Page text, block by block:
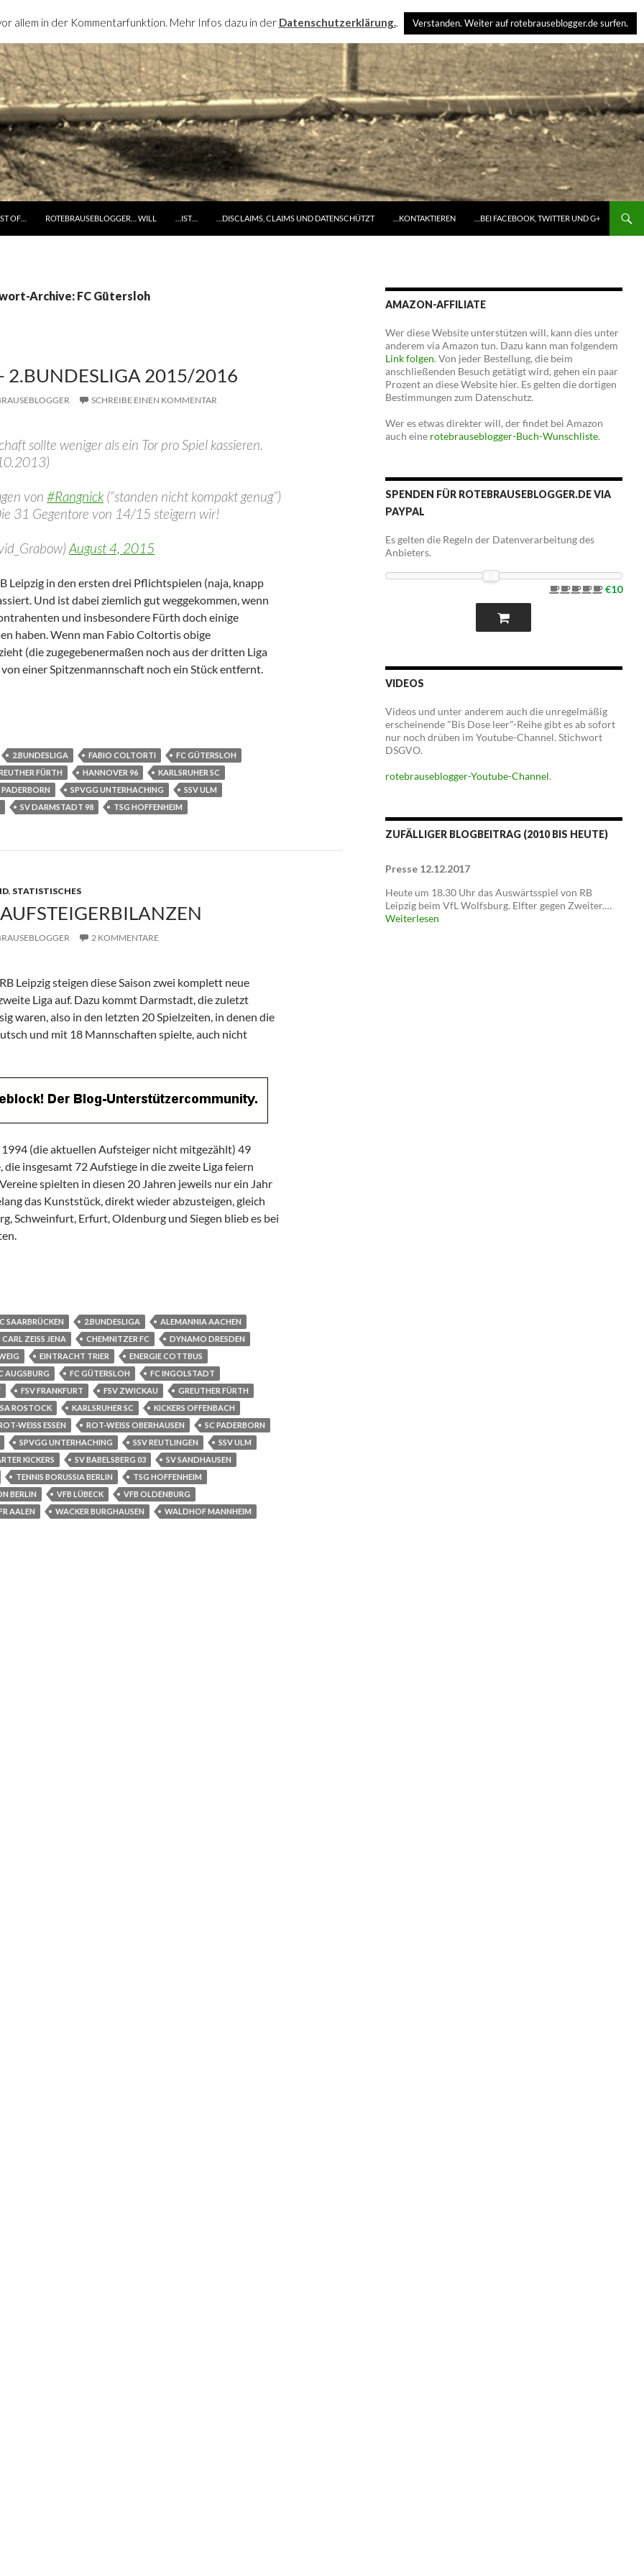
OF…
ROTEBRAUSEBLOGGER… WILL …IST… …DISCLAIMS, CLAIMS UND DATENSCHÜTZT …KONTAKTIEREN …BEI FACEBOOK, TWITTER UND G+
Archive: FC Gütersloh
2.BUNDESLIGA 2015/2016
SCHREIBE EINEN KOMMENTAR
sollte weniger als ein Tor pro Spiel kassieren.
von#Rangnick(“standen nicht kompakt genug”)
31 Gegentore von 14/15 steigern wir!
August 4, 2015
Leipzig in den ersten drei Pflichtspielen (naja, knapp
Und ist dabei ziemlich gut weggekommen, wenn
und insbesondere Fürth doch einige
haben. Wenn man Fabio Coltortis obige
(die zugegebenermaßen noch aus der dritten Liga
einer Spitzenmannschaft noch ein Stück entfernt.
2015/2016
2.BUNDESLIGA FABIO COLTORTI
FC GÜTERSLOH
FÜRTH HANNOVER 96
KARLSRUHER SC
PADERBORN SPVGG UNTERHACHING
SSV ULM
SV DARMSTADT 98 TSG HOFFENHEIM
, STATISTISCHES
2 KOMMENTARE
Leipzig steigen diese Saison zwei komplett neue
Liga auf. Dazu kommt Darmstadt, die zuletzt
waren, also in den letzten 20 Spielzeiten, in denen die
und mit 18 Mannschaften spielte, auch nicht
1994 (die aktuellen Aufsteiger nicht mitgezählt) 49
die insgesamt 72 Aufstiege in die zweite Liga feiern
spielten in diesen 20 Jahren jeweils nur ein Jahr
das Kunststück, direkt wieder abzusteigen, gleich
Schweinfurt, Erfurt, Oldenburg und Siegen blieb es bei
SAARBRÜCKEN 2.BUNDESLIGA
ALEMANNIA AACHEN
CARL ZEISS JENA CHEMNITZER FC
DYNAMO DRESDEN
EINTRACHT TRIER
ENERGIE COTTBUS
AUGSBURG FC GÜTERSLOH
FC INGOLSTADT
FSV FRANKFURT FSV ZWICKAU
GREUTHER FÜRTH
ROSTOCK KARLSRUHER SC
KICKERS OFFENBACH
WEISS ESSEN ROT-WEISS OBERHAUSEN
SC PADERBORN
SPVGG UNTERHACHING SSV REUTLINGEN
SSV ULM
KICKERS SV BABELSBERG 03
SV SANDHAUSEN
TENNIS BORUSSIA BERLIN
TSG HOFFENHEIM
BERLIN VFB LÜBECK
VFB OLDENBURG
AALEN WACKER BURGHAUSEN WALDHOF MANNHEIM
AMAZON-AFFILIATE
Wer diese Website unterstützen will, kann dies unter
anderem via Amazon tun. Dazu kann man folgendem
Link folgen. Von jeder Bestellung, die beim
anschließenden Besuch getätigt wird, gehen ein paar
Prozent an diese Website hier. Es gelten die dortigen
Bestimmungen zum Datenschutz.
Wer es etwas direkter will, der findet bei Amazon
auch eine rotebrauseblogger-Buch-Wunschliste.
SPENDEN FÜR ROTEBRAUSEBLOGGER.DE VIA
PAYPAL
Es gelten die Regeln der Datenverarbeitung des
Anbieters.
€10
VIDEOS
Videos und unter anderem auch die unregelmäßig
erscheinende "Bis Dose leer"-Reihe gibt es ab sofort
nur noch drüben im Youtube-Channel. Stichwort
DSGVO.
rotebrauseblogger-Youtube-Channel.
ZUFÄLLIGER BLOGBEITRAG (2010 BIS HEUTE)
Presse 12.12.2017
Heute um 18.30 Uhr das Auswärtsspiel von RB
Leipzig beim VfL Wolfsburg. Elfter gegen Zweiter.…
Weiterlesen
allem in der Kommentarfunktion. Mehr Infos dazu in der Datenschutzerklärung.. Verstanden. Weiter auf rotebrauseblogger.de surfen.